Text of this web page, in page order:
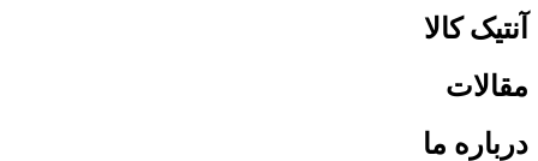
آنتیک کالا
مقالات
درباره ما